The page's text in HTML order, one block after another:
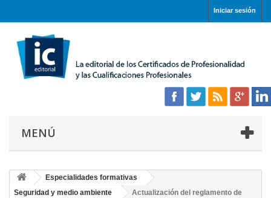
Iniciar sesión
MENÚ
Especialidades formativas
Seguridad y medio ambiente
Actualización del reglamento de